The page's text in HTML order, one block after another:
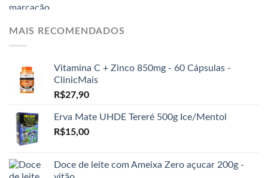
MAIS RECOMENDADOS
Vitamina C + Zinco 850mg - 60 Cápsulas -
ClinicMais
R$27,90
Erva Mate UHDE Tereré 500g Ice/Mentol
R$15,00
Doce de leite com Ameixa Zero açucar 200g -